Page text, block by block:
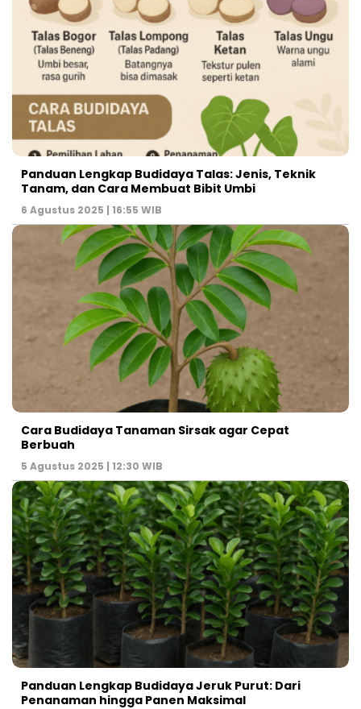
Panduan Lengkap Budidaya Talas: Jenis, Teknik
Tanam, dan Cara Membuat Bibit Umbi
6 Agustus 2025 | 16:55 WIB
Cara Budidaya Tanaman Sirsak agar Cepat
Berbuah
5 Agustus 2025 | 12:30 WIB
Panduan Lengkap Budidaya Jeruk Purut: Dari
Penanaman hingga Panen Maksimal